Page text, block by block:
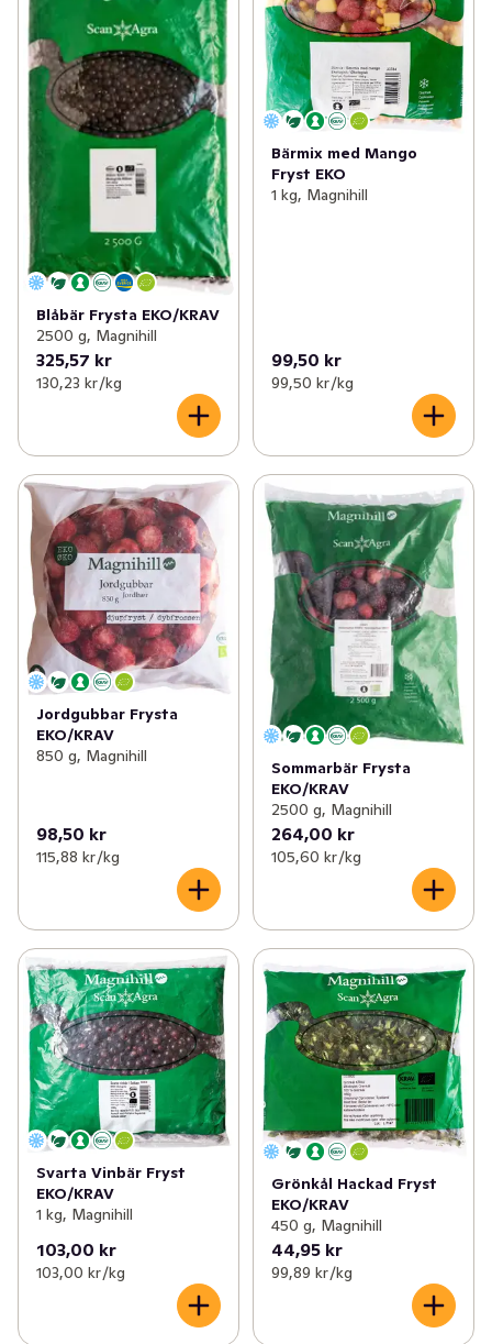
Blåbär Frysta EKO/KRAV
2500 g, Magnihill
325,57 kr
130,23 kr /kg
Bärmix med Mango
Fryst EKO
1 kg, Magnihill
99,50 kr
99,50 kr /kg
Jordgubbar Frysta
EKO/KRAV
850 g, Magnihill
98,50 kr
115,88 kr /kg
Sommarbär Frysta
EKO/KRAV
2500 g, Magnihill
264,00 kr
105,60 kr /kg
Svarta Vinbär Fryst
EKO/KRAV
1 kg, Magnihill
103,00 kr
103,00 kr /kg
Grönkål Hackad Fryst
EKO/KRAV
450 g, Magnihill
44,95 kr
99,89 kr /kg